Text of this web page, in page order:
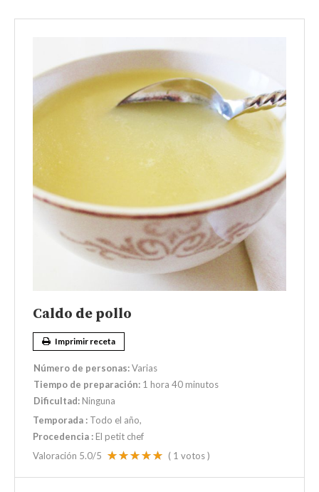
Caldo de pollo
Imprimir receta
Número de personas:Varias
Tiempo de preparación: 1 hora 40 minutos
Dificultad: Ninguna
Temporada : Todo el año
Procedencia : El petit chef
Valoración 5.0/5 ( 1 votos )